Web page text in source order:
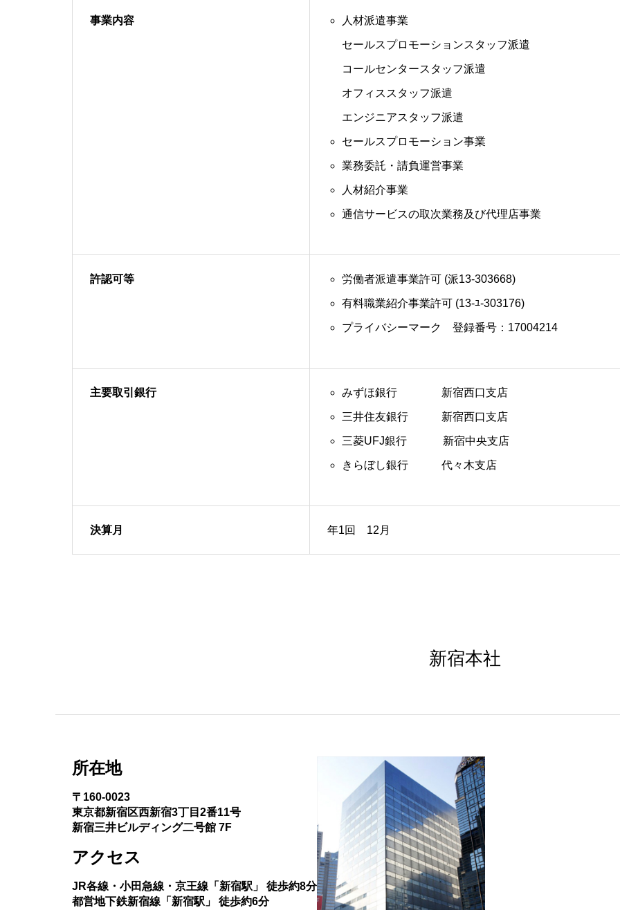
BUSINESS RECRUIT
CONTACT
事業内容 人材派遣事業
セールスプロモーションスタッフ派遣
コールセンタースタッフ派遣
オフィススタッフ派遣
エンジニアスタッフ派遣
セールスプロモーション事業
業務委託・請負運営事業
人材紹介事業
通信サービスの取次業務及び代理店事業
許認可等 労働者派遣事業許可 (派13-303668)
有料職業紹介事業許可 (13-ﾕ-303176)
プライバシーマーク 登録番号：17004214
主要取引銀行 みずほ銀行 新宿西口支店
三井住友銀行 新宿西口支店
三菱UFJ銀行 新宿中央支店
きらぼし銀行 代々木支店
決算月 年1回 12月
新宿本社
所在地
〒160-0023
東京都新宿区西新宿3丁目2番11号
新宿三井ビルディング二号館 7F
アクセス
JR各線・小田急線・京王線「新宿駅」 徒歩約8分
都営地下鉄新宿線「新宿駅」 徒歩約6分